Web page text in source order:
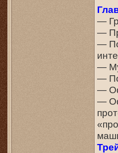
—
—
—
—
—
—
—